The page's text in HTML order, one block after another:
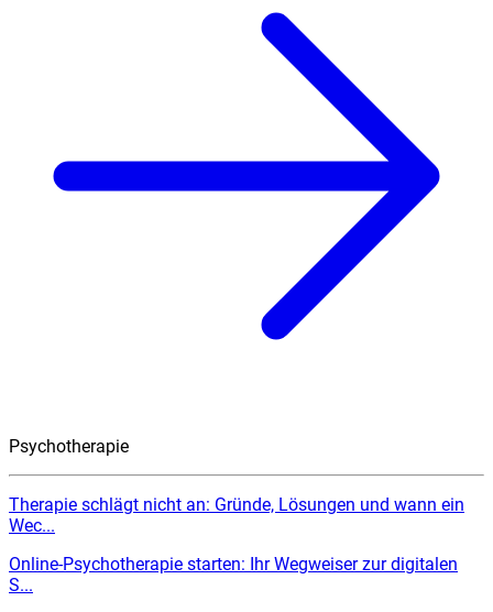
Psychotherapie
Therapie schlägt nicht an: Gründe, Lösungen und wann ein
Wec...
Online-Psychotherapie starten: Ihr Wegweiser zur digitalen
S...